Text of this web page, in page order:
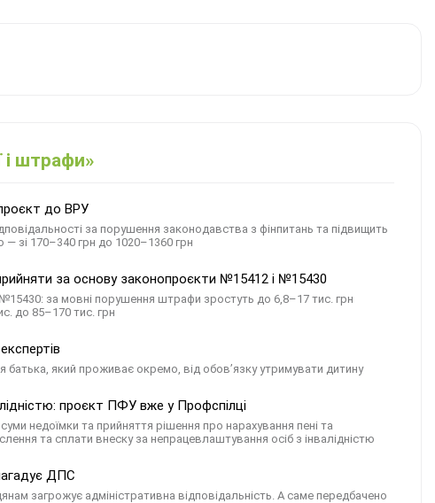
і штрафи»
до ВРУ
за порушення законодавства з фінпитань та підвищить
зі 170–340 грн до 1020–1360 грн
за основу законопроєкти №15412 і №15430
за мовні порушення штрафи зростуть до 6,8–17 тис. грн
до 85–170 тис. грн
батька, який проживає окремо, від обов’язку утримувати дитину
проєкт ПФУ вже у Профспілці
недоїмки та прийняття рішення про нарахування пені та
та сплати внеску за непрацевлаштування осіб з інвалідністю
ДПС
загрожує адміністративна відповідальність. А саме передбачено